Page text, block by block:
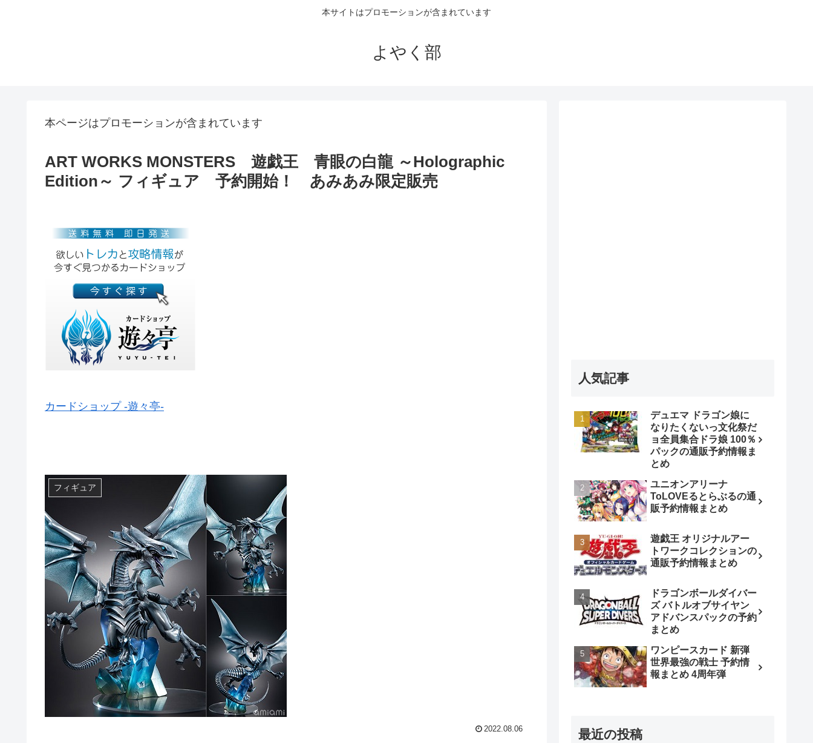
本サイトはプロモーションが含まれています
よやく部
本ページはプロモーションが含まれています
ART WORKS MONSTERS 遊戯王 青眼の白龍 ～Holographic
Edition～ フィギュア 予約開始！ あみあみ限定販売
カードショップ -遊々亭-
フィギュア
2022.08.06
人気記事
デュエマ ドラゴン娘に
なりたくないっ文化祭だ
ョ全員集合ドラ娘 100％
パックの通販予約情報ま
とめ
ユニオンアリーナ
ToLOVEるとらぶるの通
販予約情報まとめ
遊戯王 オリジナルアー
トワークコレクションの
通販予約情報まとめ
ドラゴンボールダイバー
ズ バトルオブサイヤン
アドバンスパックの予約
まとめ
ワンピースカード 新弾
世界最強の戦士 予約情
報まとめ 4周年弾
最近の投稿